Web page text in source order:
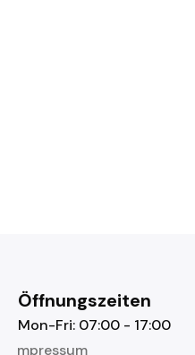
Öffnungszeiten
Mon-Fri: 07:00 - 17:00
Impressum